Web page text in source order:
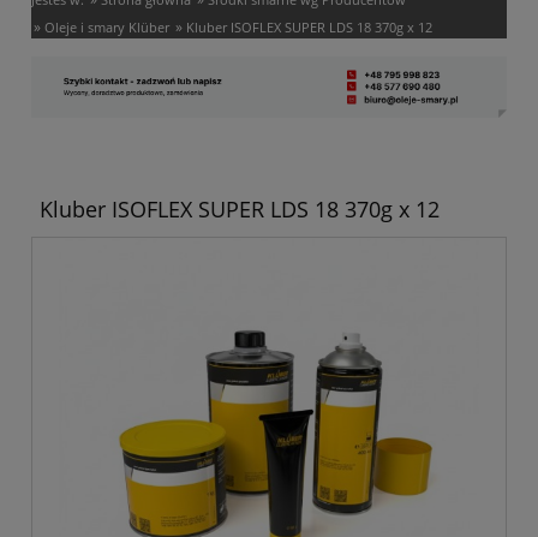
» Oleje i smary Klüber » Kluber ISOFLEX SUPER LDS 18 370g x 12
Kluber ISOFLEX SUPER LDS 18 370g x 12